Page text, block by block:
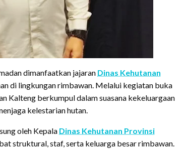
dimanfaatkan jajaran Dinas Kehutanan
di lingkungan rimbawan. Melalui kegiatan buka
Kalteng berkumpul dalam suasana kekeluargaan
kelestarian hutan.
oleh Kepala Dinas Kehutanan Provinsi
struktural, staf, serta keluarga besar rimbawan.